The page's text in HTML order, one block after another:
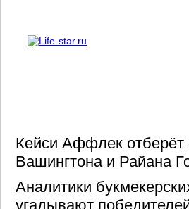
Кейси Аффлек отберёт
Вашингтона и Райана
Аналитики
угадывают